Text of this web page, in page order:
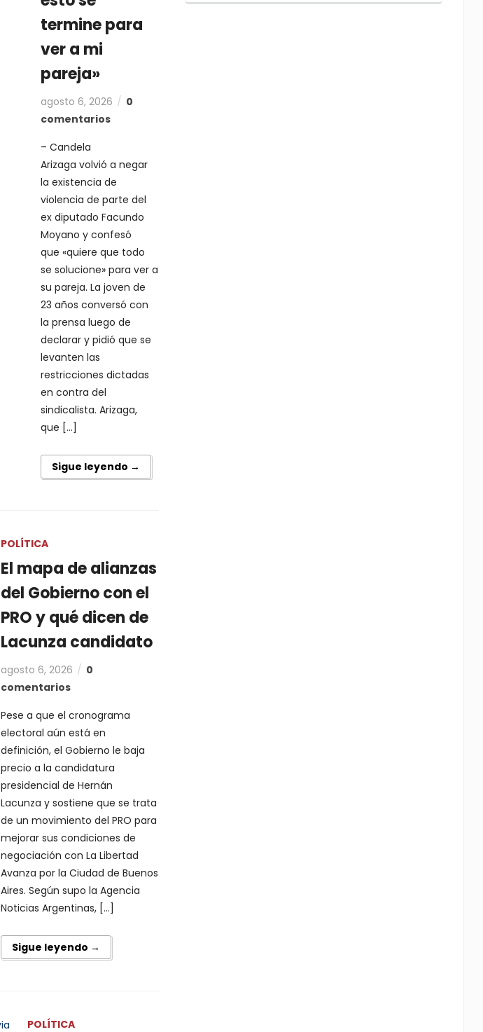
termine para
ver a mi
pareja»
agosto 6, 2026
0
comentarios
– Candela
Arizaga volvió a negar
la existencia de
violencia de parte del
ex diputado Facundo
Moyano y confesó
que «quiere que todo
se solucione» para ver a
su pareja. La joven de
23 años conversó con
la prensa luego de
declarar y pidió que se
levanten las
restricciones dictadas
en contra del
sindicalista. Arizaga,
que […]
Sigue leyendo →
POLÍTICA
El mapa de alianzas
del Gobierno con el
PRO y qué dicen de
Lacunza candidato
agosto 6, 2026
0
comentarios
Pese a que el cronograma
electoral aún está en
definición, el Gobierno le baja
precio a la candidatura
presidencial de Hernán
Lacunza y sostiene que se trata
de un movimiento del PRO para
mejorar sus condiciones de
negociación con La Libertad
Avanza por la Ciudad de Buenos
Aires. Según supo la Agencia
Noticias Argentinas, […]
Sigue leyendo →
POLÍTICA